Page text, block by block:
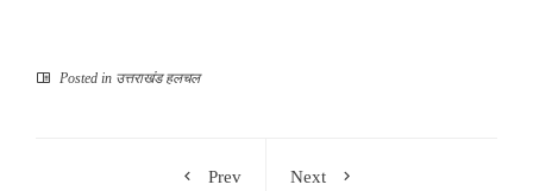
Posted in उत्तराखंड हलचल
Prev
Next